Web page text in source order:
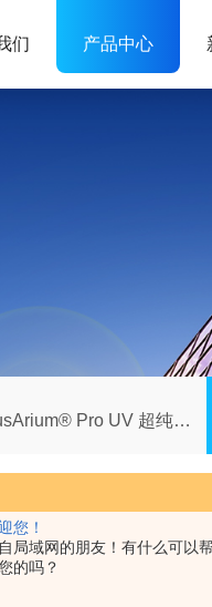
您！
局域网的朋友！有什么可以
的吗？
们 产品中心
Pro UV 超纯水系统
Arium® Pro